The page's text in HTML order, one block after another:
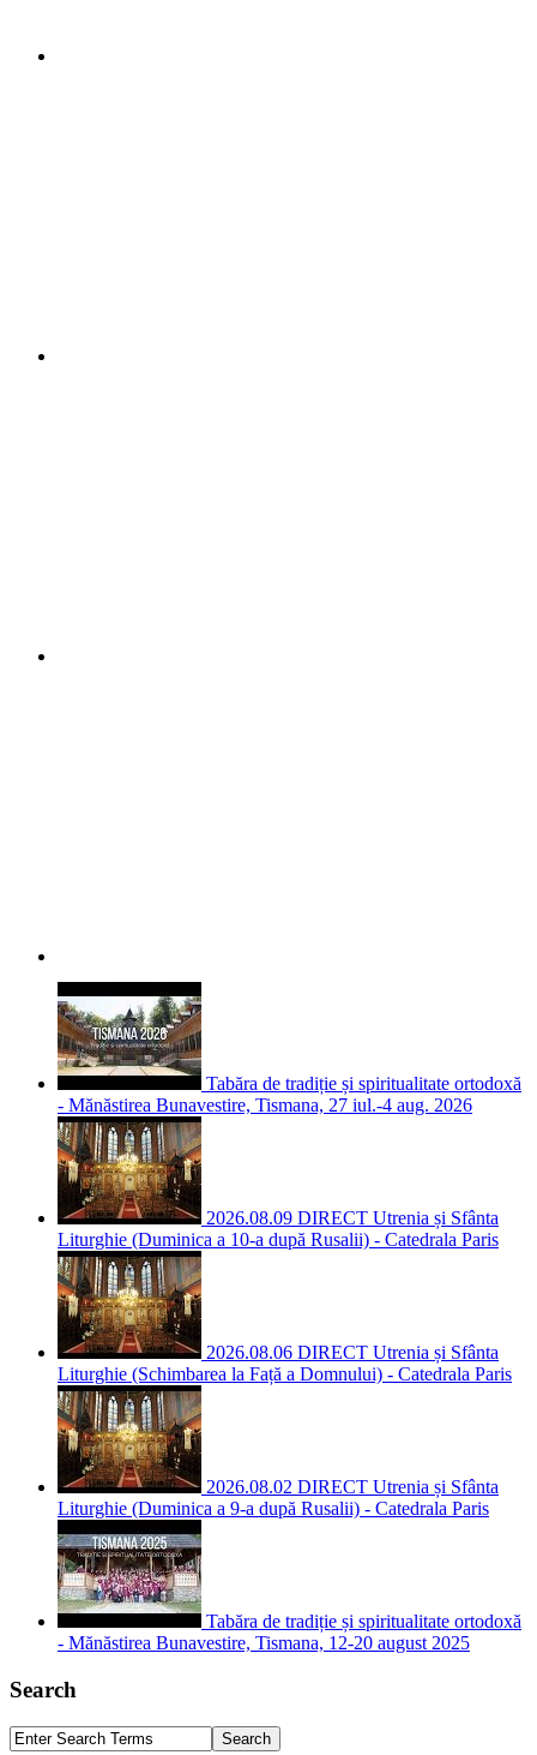
Tabăra de tradiție și spiritualitate ortodoxă
- Mănăstirea Bunavestire, Tismana, 27 iul.-4 aug. 2026
2026.08.09 DIRECT Utrenia și Sfânta
Liturghie (Duminica a 10-a după Rusalii) - Catedrala Paris
2026.08.06 DIRECT Utrenia și Sfânta
Liturghie (Schimbarea la Față a Domnului) - Catedrala Paris
2026.08.02 DIRECT Utrenia și Sfânta
Liturghie (Duminica a 9-a după Rusalii) - Catedrala Paris
Tabăra de tradiție și spiritualitate ortodoxă
- Mănăstirea Bunavestire, Tismana, 12-20 august 2025
Search